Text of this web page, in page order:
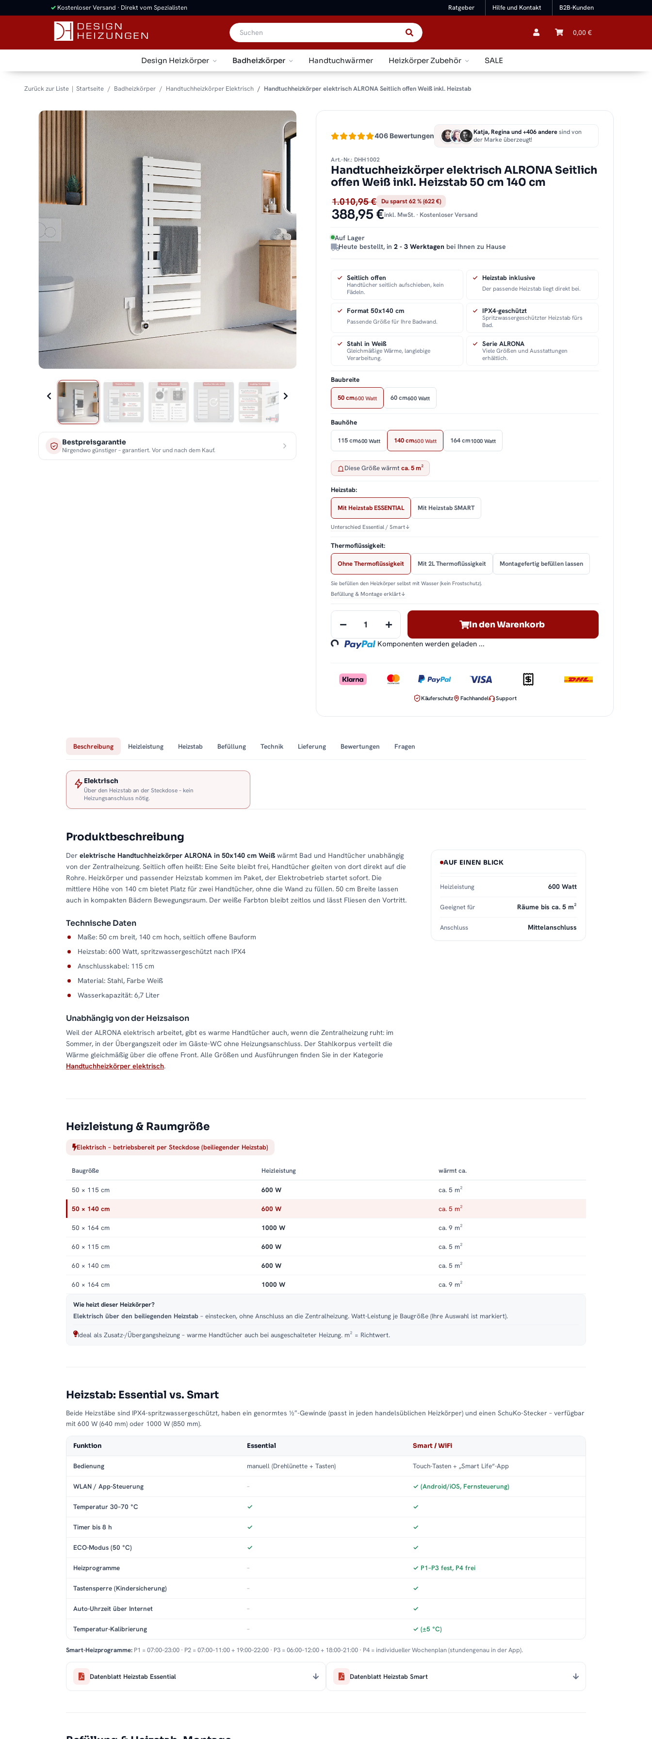
Ratgeber Hilfe und Kontakt B2B-Kunden
✓ Kostenloser Versand · Direkt vom Spezialisten
0,00 €
Design Heizkörper Badheizkörper Handtuchwärmer Heizkörper Zubehör SALE
Zurück zur Liste Startseite Badheizkörper Handtuchheizkörper Elektrisch Handtuchheizkörper elektrisch ALRONA Seitlich offen Weiß inkl. Heizstab
Bestpreisgarantie
Nirgendwo günstiger – garantiert. Vor und nach dem Kauf.
406 Bewertungen Katja, Regina und +406 anderesind von
der Marke überzeugt!
Art.-Nr.: DHH1002
Handtuchheizkörper elektrisch ALRONA Seitlich
offen Weiß inkl. Heizstab 50 cm 140 cm
1.010,95 € Du sparst 62 % (622 €)
388,95 €inkl. MwSt. · Kostenloser Versand
Auf Lager
Heute bestellt, in2 - 3 Werktagen bei Ihnen zu Hause
Seitlich offen
Handtücher seitlich aufschieben, kein
Fädeln.
Heizstab inklusive
Der passende Heizstab liegt direkt bei.
Format 50x140 cm
Passende Größe für Ihre Badwand.
IPX4-geschützt
Spritzwassergeschützter Heizstab fürs
Bad.
Stahl in Weiß
Gleichmäßige Wärme, langlebige
Verarbeitung.
Serie ALRONA
Viele Größen und Ausstattungen
erhältlich.
Baubreite
50 cm600 Watt 60 cm600 Watt
Bauhöhe
115 cm600 Watt 140 cm600 Watt 164 cm1000 Watt
Diese Größe wärmtca. 5 m²
Heizstab:
Mit Heizstab ESSENTIAL Mit Heizstab SMART
Unterschied Essential / Smart↓
Thermoflüssigkeit:
Ohne Thermoflüssigkeit Mit 2L Thermoflüssigkeit Montagefertig befüllen lassen
Sie befüllen den Heizkörper selbst mit Wasser (kein Frostschutz).
Befüllung & Montage erklärt↓
In den Warenkorb
Loading... Komponenten werden geladen ...
Käuferschutz Fachhandel Support
Beschreibung Heizleistung Heizstab Befüllung Technik Lieferung Bewertungen Fragen
Elektrisch
Über den Heizstab an der Steckdose – kein
Heizungsanschluss nötig.
Produktbeschreibung
Der elektrische Handtuchheizkörper ALRONA in 50x140 cm Weiß wärmt Bad und Handtücher unabhängig
von der Zentralheizung. Seitlich offen heißt: Eine Seite bleibt frei, Handtücher gleiten von dort direkt auf die
Rohre. Heizkörper und passender Heizstab kommen im Paket, der Elektrobetrieb startet sofort. Die
mittlere Höhe von 140 cm bietet Platz für zwei Handtücher, ohne die Wand zu füllen. 50 cm Breite lassen
auch in kompakten Bädern Bewegungsraum. Der weiße Farbton bleibt zeitlos und lässt Fliesen den Vortritt.
Technische Daten
Maße: 50 cm breit, 140 cm hoch, seitlich offene Bauform
Heizstab: 600 Watt, spritzwassergeschützt nach IPX4
Anschlusskabel: 115 cm
Material: Stahl, Farbe Weiß
Wasserkapazität: 6,7 Liter
Unabhängig von der Heizsaison
Weil der ALRONA elektrisch arbeitet, gibt es warme Handtücher auch, wenn die Zentralheizung ruht: im
Sommer, in der Übergangszeit oder im Gäste-WC ohne Heizungsanschluss. Der Stahlkorpus verteilt die
Wärme gleichmäßig über die offene Front. Alle Größen und Ausführungen finden Sie in der Kategorie
Handtuchheizkörper elektrisch.
AUF EINEN BLICK
Heizleistung 600 Watt
Geeignet für Räume bis ca. 5 m²
Anschluss Mittelanschluss
Heizleistung & Raumgröße
Elektrisch – betriebsbereit per Steckdose (beiliegender Heizstab)
Baugröße Heizleistung wärmt ca.
50 × 115 cm 600 W ca. 5 m²
50 × 140 cm 600 W ca. 5 m²
50 × 164 cm 1000 W ca. 9 m²
60 × 115 cm 600 W ca. 5 m²
60 × 140 cm 600 W ca. 5 m²
60 × 164 cm 1000 W ca. 9 m²
Wie heizt dieser Heizkörper?
Elektrisch über den beiliegenden Heizstab – einstecken, ohne Anschluss an die Zentralheizung. Watt-Leistung je Baugröße (Ihre Auswahl ist markiert).
Ideal als Zusatz-/Übergangsheizung – warme Handtücher auch bei ausgeschalteter Heizung. m² = Richtwert.
Heizstab: Essential vs. Smart
Beide Heizstäbe sind IPX4-spritzwassergeschützt, haben ein genormtes ½″-Gewinde (passt in jeden handelsüblichen Heizkörper) und einen SchuKo-Stecker – verfügbar
mit 600 W (640 mm) oder 1000 W (850 mm).
Funktion Essential Smart / WiFi
Bedienung manuell (Drehlünette + Tasten) Touch-Tasten + „Smart Life“-App
WLAN / App-Steuerung – ✓ (Android/iOS, Fernsteuerung)
Temperatur 30–70 °C ✓ ✓
Timer bis 8 h ✓ ✓
ECO-Modus (50 °C) ✓ ✓
Heizprogramme – ✓ P1–P3 fest, P4 frei
Tastensperre (Kindersicherung) – ✓
Auto-Uhrzeit über Internet – ✓
Temperatur-Kalibrierung – ✓ (±5 °C)
Smart-Heizprogramme: P1 = 07:00–23:00 · P2 = 07:00–11:00 + 19:00–22:00 · P3 = 06:00–12:00 + 18:00–21:00 · P4 = individueller Wochenplan (stundengenau in der App).
Datenblatt Heizstab Essential Datenblatt Heizstab Smart